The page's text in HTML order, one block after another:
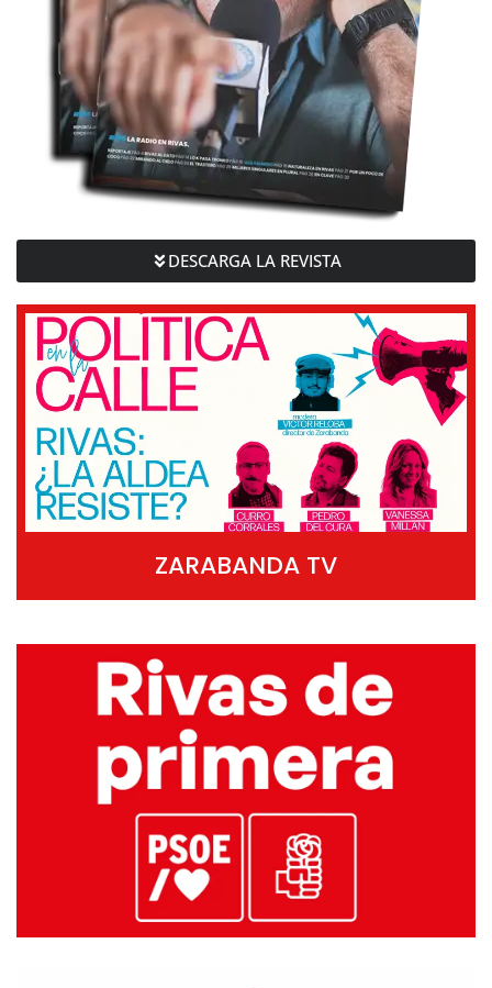
DESCARGA LA REVISTA
ZARABANDA TV